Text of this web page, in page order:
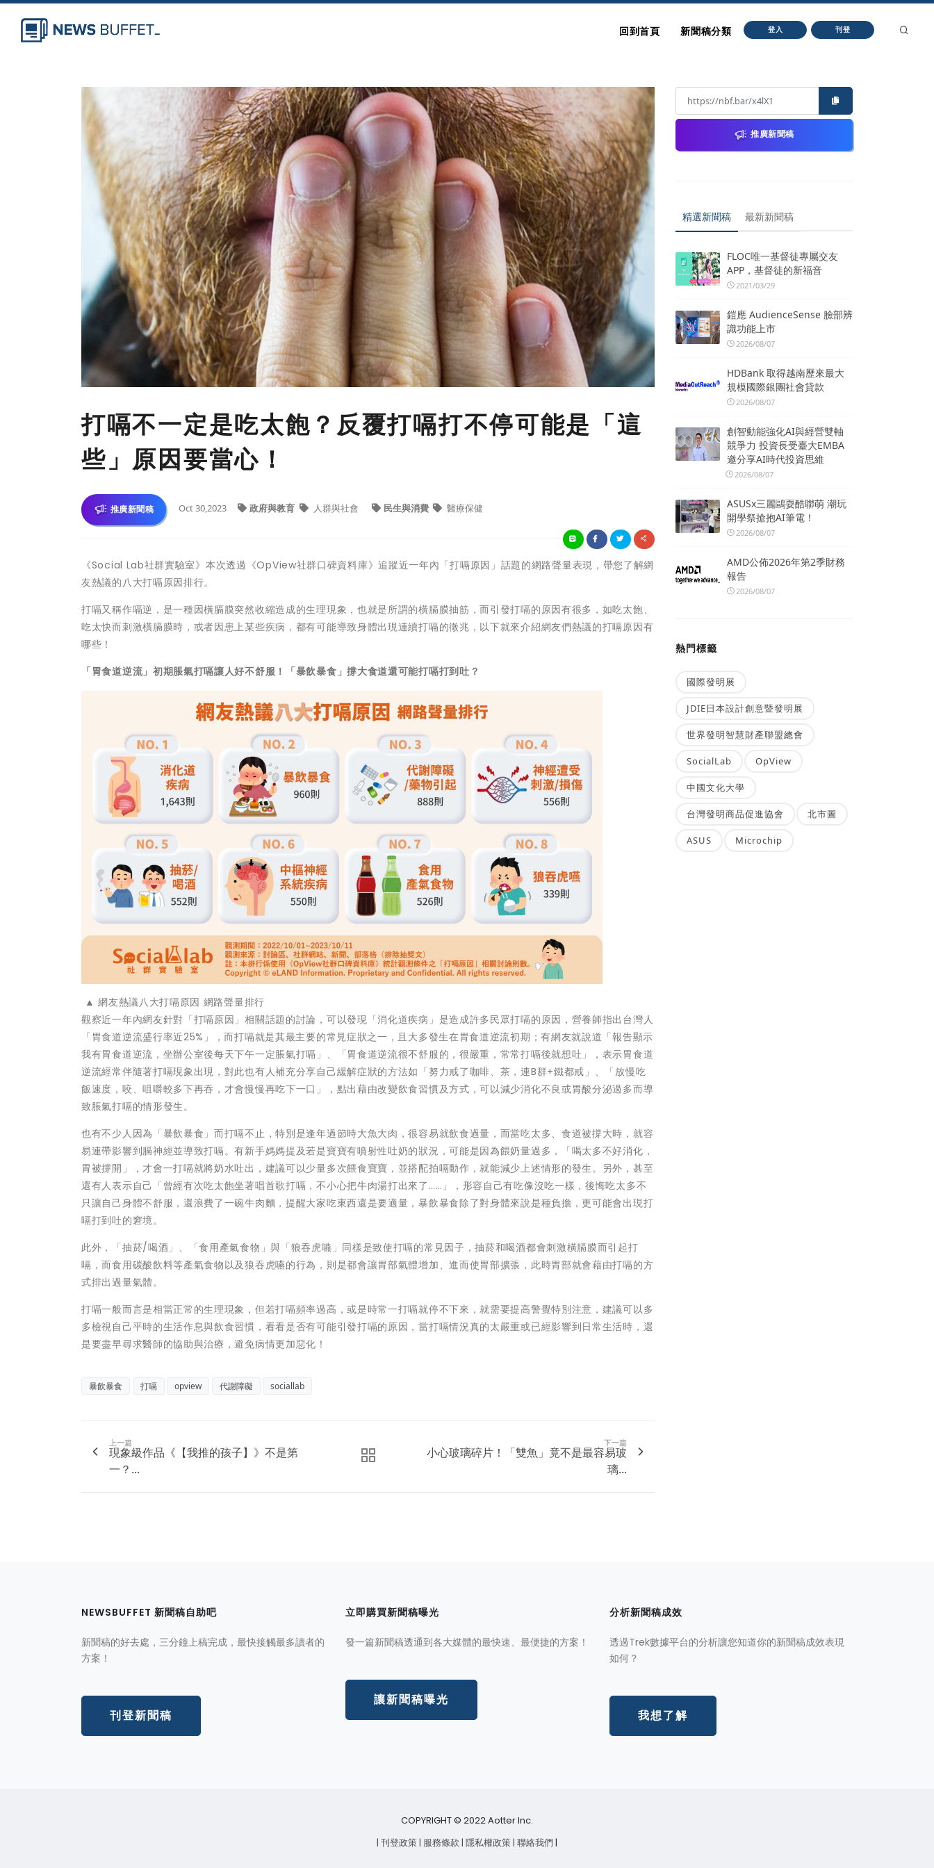
回到首頁 新聞稿分類 登入 刊登
打嗝不一定是吃太飽？反覆打嗝打不停可能是「這
些」原因要當心！
推廣新聞稿 Oct 30,2023 政府與教育 人群與社會 民生與消費 醫療保健
《Social Lab社群實驗室》本次透過《OpView社群口碑資料庫》追蹤近一年內「打嗝原因」話題的網路聲量表現，帶您了解網
友熱議的八大打嗝原因排行。
打嗝又稱作嗝逆，是一種因橫膈膜突然收縮造成的生理現象，也就是所謂的橫膈膜抽筋，而引發打嗝的原因有很多，如吃太飽、
吃太快而刺激橫膈膜時，或者因患上某些疾病，都有可能導致身體出現連續打嗝的徵兆，以下就來介紹網友們熱議的打嗝原因有
哪些！
「胃食道逆流」初期脹氣打嗝讓人好不舒服！「暴飲暴食」撐大食道還可能打嗝打到吐？
▲ 網友熱議八大打嗝原因 網路聲量排行
觀察近一年內網友針對「打嗝原因」相關話題的討論，可以發現「消化道疾病」是造成許多民眾打嗝的原因，營養師指出台灣人
「胃食道逆流盛行率近25%」，而打嗝就是其最主要的常見症狀之一，且大多發生在胃食道逆流初期；有網友就說道「報告顯示
我有胃食道逆流，坐辦公室後每天下午一定脹氣打嗝」、「胃食道逆流很不舒服的，很嚴重，常常打嗝後就想吐」，表示胃食道
逆流經常伴隨著打嗝現象出現，對此也有人補充分享自己緩解症狀的方法如「努力戒了咖啡、茶，連B群+鐵都戒」、「放慢吃
飯速度，咬、咀嚼較多下再吞，才會慢慢再吃下一口」，點出藉由改變飲食習慣及方式，可以減少消化不良或胃酸分泌過多而導
致脹氣打嗝的情形發生。
也有不少人因為「暴飲暴食」而打嗝不止，特別是逢年過節時大魚大肉，很容易就飲食過量，而當吃太多、食道被撐大時，就容
易連帶影響到膈神經並導致打嗝。有新手媽媽提及若是寶寶有噴射性吐奶的狀況，可能是因為餵奶量過多，「喝太多不好消化，
胃被撐開」，才會一打嗝就將奶水吐出，建議可以少量多次餵食寶寶，並搭配拍嗝動作，就能減少上述情形的發生。另外，甚至
還有人表示自己「曾經有次吃太飽坐著唱首歌打嗝，不小心把牛肉湯打出來了……」，形容自己有吃像沒吃一樣，後悔吃太多不
只讓自己身體不舒服，還浪費了一碗牛肉麵，提醒大家吃東西還是要適量，暴飲暴食除了對身體來說是種負擔，更可能會出現打
嗝打到吐的窘境。
此外，「抽菸/喝酒」、「食用產氣食物」與「狼吞虎嚥」同樣是致使打嗝的常見因子，抽菸和喝酒都會刺激橫膈膜而引起打
嗝，而食用碳酸飲料等產氣食物以及狼吞虎嚥的行為，則是都會讓胃部氣體增加、進而使胃部擴張，此時胃部就會藉由打嗝的方
式排出過量氣體。
打嗝一般而言是相當正常的生理現象，但若打嗝頻率過高，或是時常一打嗝就停不下來，就需要提高警覺特別注意，建議可以多
多檢視自己平時的生活作息與飲食習慣，看看是否有可能引發打嗝的原因，當打嗝情況真的太嚴重或已經影響到日常生活時，還
是要盡早尋求醫師的協助與治療，避免病情更加惡化！
暴飲暴食 打嗝 opview 代謝障礙 sociallab
上一篇
現象級作品《【我推的孩子】》不是第
一？...
下一篇
小心玻璃碎片！「雙魚」竟不是最容易玻
璃...
推廣新聞稿
精選新聞稿 最新新聞稿
FLOC唯一基督徒專屬交友
APP，基督徒的新福音
2021/03/29
鎧應 AudienceSense 臉部辨
識功能上市
2026/08/07
HDBank 取得越南歷來最大
規模國際銀團社會貸款
2026/08/07
創智動能強化AI與經營雙軸
競爭力 投資長受臺大EMBA
邀分享AI時代投資思維
2026/08/07
ASUSx三麗鷗耍酷聯萌 潮玩
開學祭搶抱AI筆電！
2026/08/07
AMD公佈2026年第2季財務
報告
2026/08/07
熱門標籤
國際發明展
JDIE日本設計創意暨發明展
世界發明智慧財產聯盟總會
SocialLab OpView
中國文化大學
台灣發明商品促進協會 北市圖
ASUS Microchip
NEWSBUFFET 新聞稿自助吧
新聞稿的好去處，三分鐘上稿完成，最快接觸最多讀者的
方案！
刊登新聞稿
立即購買新聞稿曝光
發一篇新聞稿透通到各大媒體的最快速、最便捷的方案！
讓新聞稿曝光
分析新聞稿成效
透過Trek數據平台的分析讓您知道你的新聞稿成效表現
如何？
我想了解
COPYRIGHT © 2022 Aotter Inc.
| 刊登政策 | 服務條款 | 隱私權政策 | 聯絡我們 |